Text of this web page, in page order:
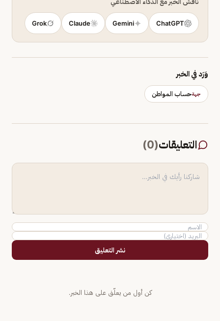
ChatGPT
Gemini
Claude
Grok
وَرَد في الخبر
جهةحساب المواطن
التعليقات(
0
)
نشر التعليق
كن أول من يعلّق على هذا الخبر.